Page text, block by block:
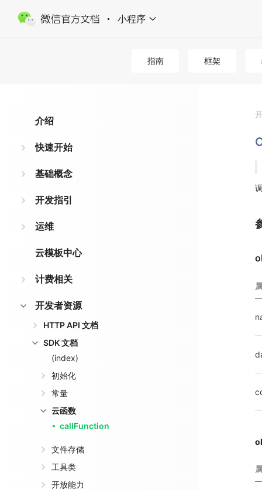
小程序
指南 框架
介绍
快速开始
基础概念
开发指引
运维
云模板中心
计费相关
开发者资源
HTTP API 文档
SDK 文档
(index)
初始化
常量
云函数
callFunction
文件存储
工具类
开放能力